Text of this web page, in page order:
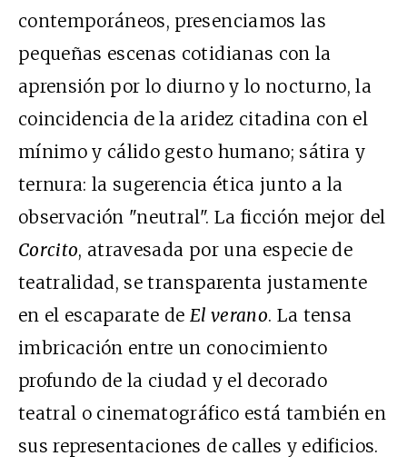
contemporáneos, presenciamos las
pequeñas escenas cotidianas con la
aprensión por lo diurno y lo nocturno, la
coincidencia de la aridez citadina con el
mínimo y cálido gesto humano; sátira y
ternura: la sugerencia ética junto a la
observación "neutral". La ficción mejor del
Corcito, atravesada por una especie de
teatralidad, se transparenta justamente
en el escaparate de El verano. La tensa
imbricación entre un conocimiento
profundo de la ciudad y el decorado
teatral o cinematográfico está también en
sus representaciones de calles y edificios.